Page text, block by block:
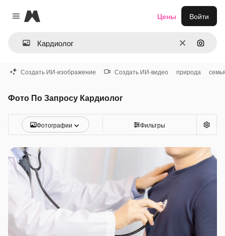
Close menu
Magnific
ОчиститьПоиск
Цены Войти
Создать ИИ-изображение Создать ИИ-видео природа
Фото По Запросу Кардиолог
Фотографии Фильтры